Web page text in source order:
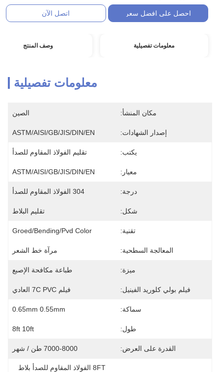
احصل على افضل سعر اتصل الآن
معلومات تفصيلية وصف المنتج
معلومات تفصيلية
مكان المنشأ: الصين
إصدار الشهادات: ASTM/AISI/GB/JIS/DIN/EN
يكتب: تقليم الفولاذ المقاوم للصدأ
معيار: ASTM/AISI/GB/JIS/DIN/EN
درجة: 304 الفولاذ المقاوم للصدأ
شكل: تقليم البلاط
تقنية: Groed/bending/pvd Color
المعالجة السطحية: مرآة خط الشعر
ميزة: طباعة مكافحة الإصبع
فيلم بولي كلوريد الفينيل: فيلم 7C PVC العادي
سماكة: 0.65mm 0.55mm
طول: 8ft 10ft
القدرة على العرض: 7000-8000 طن / شهر